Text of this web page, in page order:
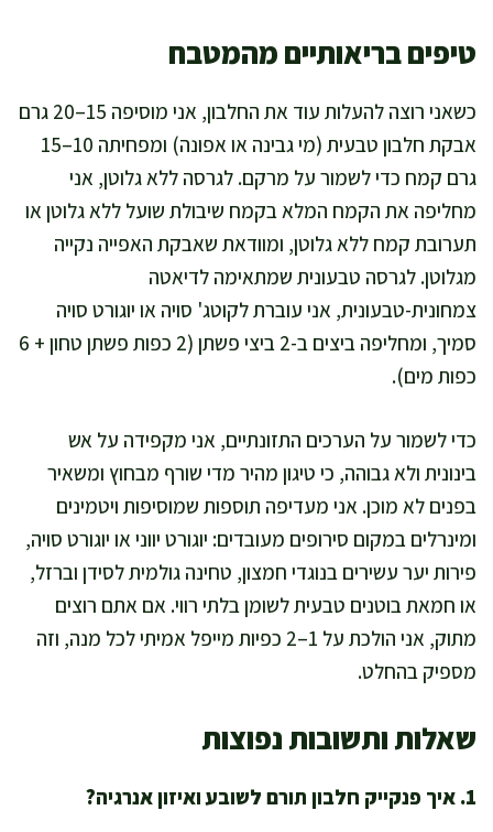
טיפים בריאותיים מהמטבח
כשאני רוצה להעלות עוד את החלבון, אני מוסיפה 15–20 גרם
אבקת חלבון טבעית (מי גבינה או אפונה) ומפחיתה 10–15
גרם קמח כדי לשמור על מרקם. לגרסה ללא גלוטן, אני
מחליפה את הקמח המלא בקמח שיבולת שועל ללא גלוטן או
תערובת קמח ללא גלוטן, ומוודאת שאבקת האפייה נקייה
מגלוטן. לגרסה טבעונית שמתאימה לדיאטה
צמחונית-טבעונית, אני עוברת לקוטג' סויה או יוגורט סויה
סמיך, ומחליפה ביצים ב-2 ביצי פשתן (2 כפות פשתן טחון + 6
כפות מים).
כדי לשמור על הערכים התזונתיים, אני מקפידה על אש
בינונית ולא גבוהה, כי טיגון מהיר מדי שורף מבחוץ ומשאיר
בפנים לא מוכן. אני מעדיפה תוספות שמוסיפות ויטמינים
ומינרלים במקום סירופים מעובדים: יוגורט יווני או יוגורט סויה,
פירות יער עשירים בנוגדי חמצון, טחינה גולמית לסידן וברזל,
או חמאת בוטנים טבעית לשומן בלתי רווי. אם אתם רוצים
מתוק, אני הולכת על 1–2 כפיות מייפל אמיתי לכל מנה, וזה
מספיק בהחלט.
שאלות ותשובות נפוצות
1. איך פנקייק חלבון תורם לשובע ואיזון אנרגיה?